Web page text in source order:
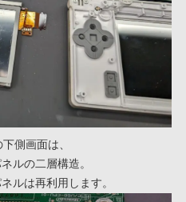
側画面は、
ルの二層構造。
ルは再利用します。